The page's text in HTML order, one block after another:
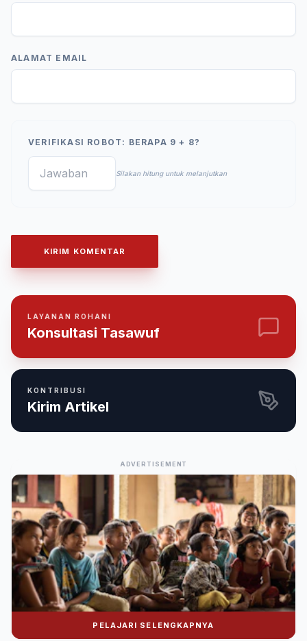
ALAMAT EMAIL
VERIFIKASI ROBOT: BERAPA 9 + 8?
Silakan hitung untuk melanjutkan
KIRIM KOMENTAR
LAYANAN ROHANI
Konsultasi Tasawuf
KONTRIBUSI
Kirim Artikel
ADVERTISEMENT
Donasi Nuralwala Foundation
PELAJARI SELENGKAPNYA